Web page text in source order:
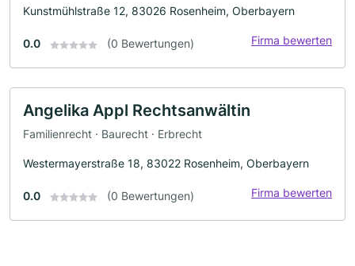
Kunstmühlstraße 12, 83026 Rosenheim, Oberbayern
0.0 (0 Bewertungen) Firma bewerten
Angelika Appl Rechtsanwältin
Familienrecht · Baurecht · Erbrecht
Westermayerstraße 18, 83022 Rosenheim, Oberbayern
0.0 (0 Bewertungen) Firma bewerten